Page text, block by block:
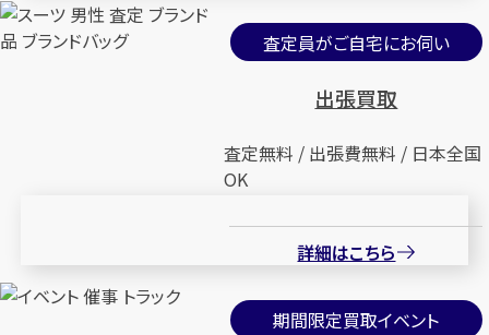
査定員がご自宅にお伺い
出張買取
査定無料 / 出張費無料 / 日本全国
OK
詳細はこちら
期間限定買取イベント